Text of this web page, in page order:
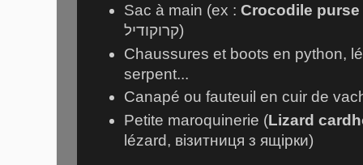
Sac à main (ex :Crocodile purse
קרוקודיל)
Chaussures et boots en python,
serpent...
Canapé ou fauteuil en cuir de
Petite maroquinerie (Lizard
lézard, візитниця з ящірки)